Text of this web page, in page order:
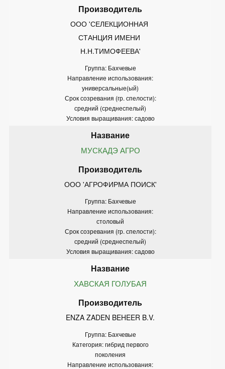
ООО 'СЕЛЕКЦИОННАЯ
СТАНЦИЯ ИМЕНИ
Н.Н.ТИМОФЕЕВА'
Группа: Бахчевые
Направление использования:
универсальные(ый)
Срок созревания (гр. спелости):
средний (среднеспелый)
Условия выращивания: садово
МУСКАДЭ АГРО
ООО 'АГРОФИРМА ПОИСК'
Группа: Бахчевые
Направление использования:
столовый
Срок созревания (гр. спелости):
средний (среднеспелый)
Условия выращивания: садово
ХАВСКАЯ ГОЛУБАЯ
ENZA ZADEN BEHEER B.V.
Группа: Бахчевые
Категория: гибрид первого
поколения
Направление использования: